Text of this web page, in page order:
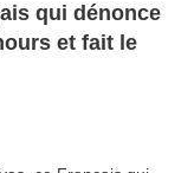
qui dénonce
et fait le